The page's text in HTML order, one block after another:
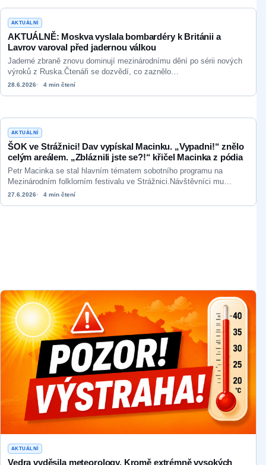
AKTUÁLNÍ
AKTUÁLNĚ: Moskva vyslala bombardéry k Británii a
Lavrov varoval před jadernou válkou
Jaderné zbraně znovu dominují mezinárodnímu dění po sérii nových
výroků z Ruska.Čtenáři se dozvědí, co zaznělo…
28.6.2026 4 min čtení
AKTUÁLNÍ
ŠOK ve Strážnici! Dav vypískal Macinku. „Vypadni!“ znělo
celým areálem. „Zbláznili jste se?!“ křičel Macinka z pódia
Petr Macinka se stal hlavním tématem sobotního programu na
Mezinárodním folklorním festivalu ve Strážnici.Návštěvníci mu
během…
27.6.2026 4 min čtení
AKTUÁLNÍ
Vedra vyděsila meteorology. Kromě extrémně vysokých